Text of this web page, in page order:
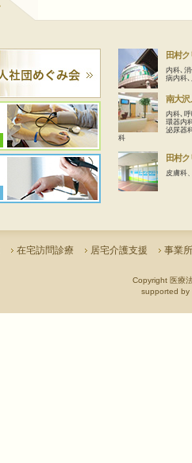
田村
内科､
病内科
南大沢
内科､
環器内
泌尿器
科
田村
皮膚科
在宅訪問診療 居宅介護支援 事業
Copyright 医療
supported by